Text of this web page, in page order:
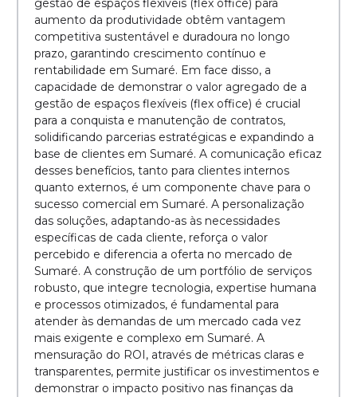
gestão de espaços flexíveis (flex office) para
aumento da produtividade obtêm vantagem
competitiva sustentável e duradoura no longo
prazo, garantindo crescimento contínuo e
rentabilidade em Sumaré. Em face disso, a
capacidade de demonstrar o valor agregado de a
gestão de espaços flexíveis (flex office) é crucial
para a conquista e manutenção de contratos,
solidificando parcerias estratégicas e expandindo a
base de clientes em Sumaré. A comunicação eficaz
desses benefícios, tanto para clientes internos
quanto externos, é um componente chave para o
sucesso comercial em Sumaré. A personalização
das soluções, adaptando-as às necessidades
específicas de cada cliente, reforça o valor
percebido e diferencia a oferta no mercado de
Sumaré. A construção de um portfólio de serviços
robusto, que integre tecnologia, expertise humana
e processos otimizados, é fundamental para
atender às demandas de um mercado cada vez
mais exigente e complexo em Sumaré. A
mensuração do ROI, através de métricas claras e
transparentes, permite justificar os investimentos e
demonstrar o impacto positivo nas finanças da